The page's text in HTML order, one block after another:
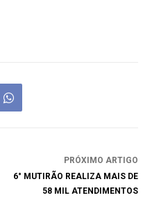
PRÓXIMO ARTIGO
6° MUTIRÃO REALIZA MAIS DE
58 MIL ATENDIMENTOS